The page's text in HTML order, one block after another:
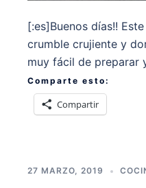
[:es]Buenos días!!
crumble crujiente y
muy fácil de preparar
Comparte esto:
Compartir
27 MARZO, 2019